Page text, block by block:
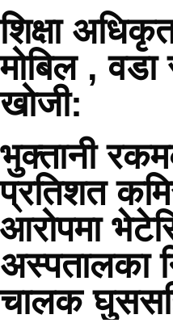
शिक्षा
मोबिल ,
खोजी:
भुक्तानी
प्रतिशत
आरोपमा
अस्पतालका
चालक